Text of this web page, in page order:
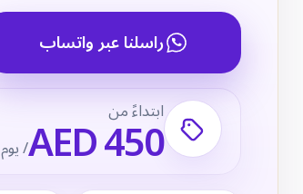
راسلنا عبر واتساب
ابتداءً من
AED 450/ يوم